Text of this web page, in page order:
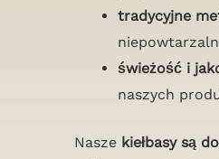
tradycyjne
świeżość i
naszych
Nasze kiełbasy są